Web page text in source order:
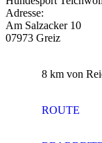
Adresse:
Am Salzacker 10
07973 Greiz
8 km von
ROUTE